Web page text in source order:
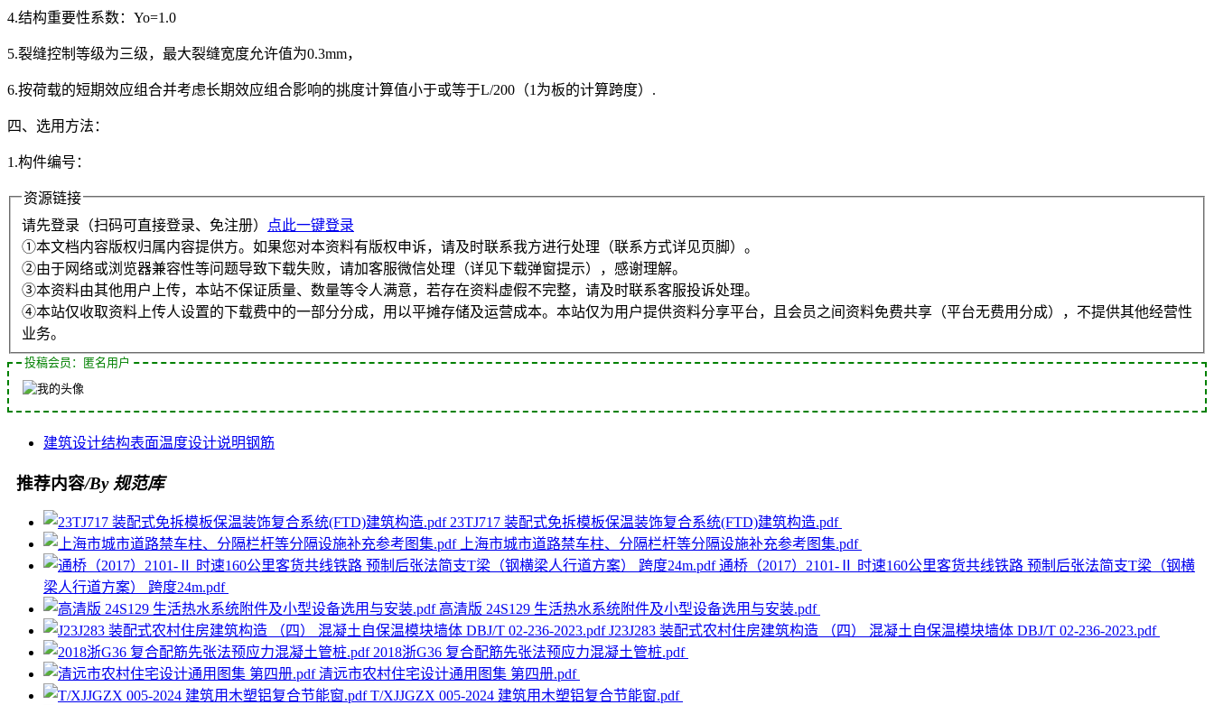
4.结构重要性系数：Yo=1.0
5.裂缝控制等级为三级，最大裂缝宽度允许值为0.3mm，
6.按荷载的短期效应组合并考虑长期效应组合影响的挑度计算值小于或等于L/200（1为板的计算跨度）.
四、选用方法：
1.构件编号：
资源链接
请先登录（扫码可直接登录、免注册）
点此一键登录
①本文档内容版权归属内容提供方。如果您对本资料有版权申诉，请及时联系我方进行处理（联系方式详见页脚）。
②由于网络或浏览器兼容性等问题导致下载失败，请加客服微信处理（详见下载弹窗提示），感谢理解。
③本资料由其他用户上传，本站不保证质量、数量等令人满意，若存在资料虚假不完整，请及时联系客服投诉处理。
④本站仅收取资料上传人设置的下载费中的一部分分成，用以平摊存储及运营成本。本站仅为用户提供资料分享平台，且会员之间资料免费共享（平台无费用分成），不提供其他经营性
业务。
投稿会员：匿名用户
建筑设计结构表面温度设计说明钢筋
推荐内容/By 规范库
23TJ717 装配式免拆模板保温装饰复合系统(FTD)建筑构造.pdf
上海市城市道路禁车柱、分隔栏杆等分隔设施补充参考图集.pdf
通桥（2017）2101-Ⅱ 时速160公里客货共线铁路 预制后张法简支T梁（钢横
梁人行道方案） 跨度24m.pdf
高清版 24S129 生活热水系统附件及小型设备选用与安装.pdf
J23J283 装配式农村住房建筑构造 （四） 混凝土自保温模块墙体 DBJ/T 02-236-2023.pdf
2018浙G36 复合配筋先张法预应力混凝土管桩.pdf
清远市农村住宅设计通用图集 第四册.pdf
T/XJJGZX 005-2024 建筑用木塑铝复合节能窗.pdf